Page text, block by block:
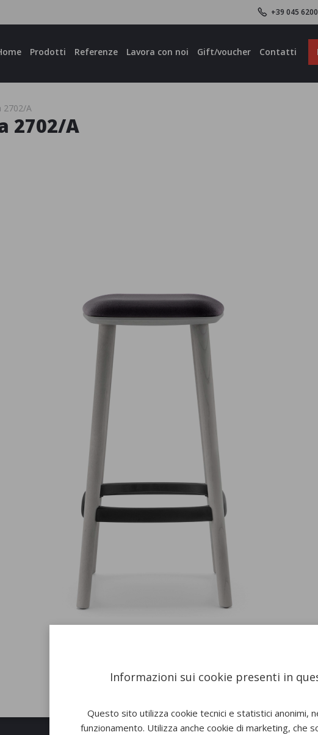
+39 045
Prodotti Referenze Lavora con noi Gift/voucher Contatti
2702/A
2702/A
Informazioni sui cookie presenti in
Questo sito utilizza cookie tecnici e statistici anonimi,
funzionamento. Utilizza anche cookie di marketing, che